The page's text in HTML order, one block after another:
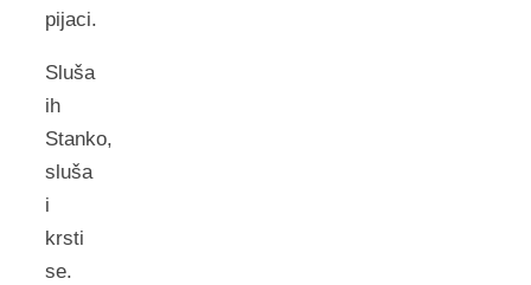
pijaci.
Sluša
ih
Stanko,
sluša
i
krsti
se.